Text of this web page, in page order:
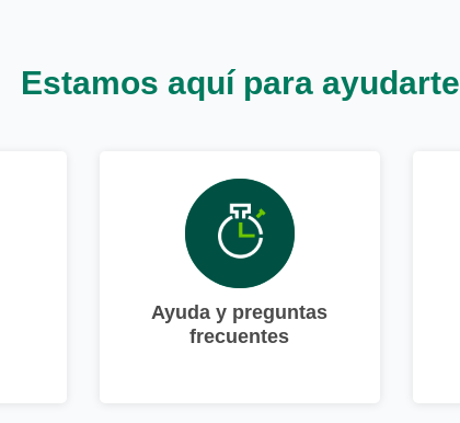
Estamos aquí para ayudarte
Ayuda y preguntas
frecuentes